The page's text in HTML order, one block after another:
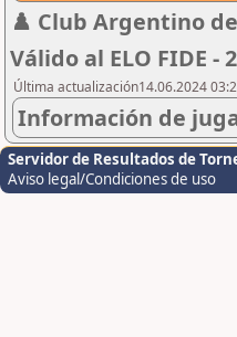
♟️ Club Argentino de
Válido al ELO FIDE -
Última actualización14.06.2024
Información de
Servidor de Resultados de
Aviso legal/Condiciones de uso